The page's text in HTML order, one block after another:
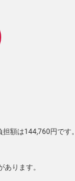
額は144,760円です。
ります。